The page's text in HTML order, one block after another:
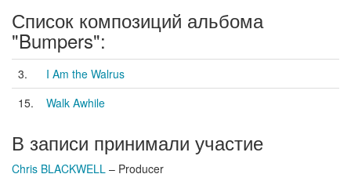
Список композиций альбома
"Bumpers":
3.
I Am the Walrus
15.
Walk Awhile
В записи принимали участие
Chris BLACKWELL – Producer